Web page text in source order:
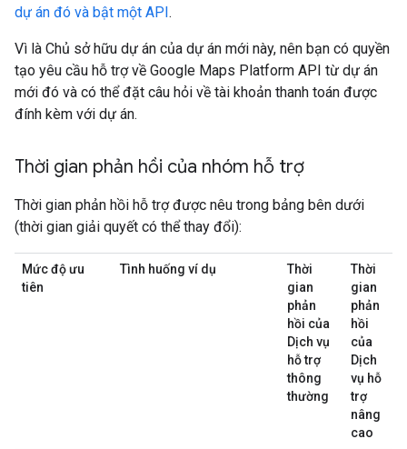
dự án đó và bật một API.
Vì là Chủ sở hữu dự án của dự án mới này, nên bạn có quyền
tạo yêu cầu hỗ trợ về Google Maps Platform API từ dự án
mới đó và có thể đặt câu hỏi về tài khoản thanh toán được
đính kèm với dự án.
Thời gian phản hồi của nhóm hỗ trợ
Thời gian phản hồi hỗ trợ được nêu trong bảng bên dưới
(thời gian giải quyết có thể thay đổi):
Mức độ ưu
tiên
Tình huống ví dụ
Thời
gian
phản
hồi của
Dịch vụ
hỗ trợ
thông
thường
Thời
gian
phản
hồi
của
Dịch
vụ hỗ
trợ
nâng
cao